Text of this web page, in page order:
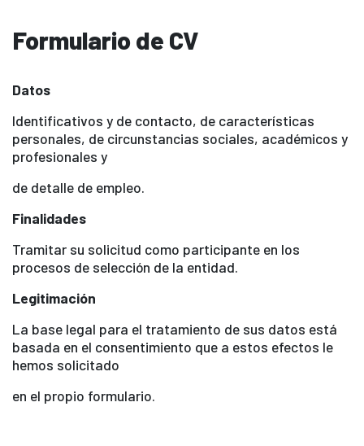
Formulario de CV
Datos
Identificativos y de contacto, de características
personales, de circunstancias sociales, académicos y
profesionales y
de detalle de empleo.
Finalidades
Tramitar su solicitud como participante en los
procesos de selección de la entidad.
Legitimación
La base legal para el tratamiento de sus datos está
basada en el consentimiento que a estos efectos le
hemos solicitado
en el propio formulario.